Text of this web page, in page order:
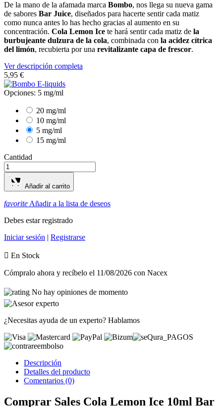
De la mano de la afamada marca Bombo, nos llega su nueva gama
de sabores Bar Juice, diseñados para hacerte sentir cada matiz
como nunca antes lo has hecho gracias al aumento en su
concentración. Cola Lemon Ice te hará sentir cada matiz de la
burbujeante dulzura de la cola, combinada con la acidez cítrica
del limón, recubierta por una revitalizante capa de frescor.
Ver descripción completa
5,95 €
Opciones: 5 mg/ml
20 mg/ml
10 mg/ml
5 mg/ml
15 mg/ml
Cantidad
Añadir al carrito
favorite Añadir a la lista de deseos
Debes estar registrado
Iniciar sesión | Registrarse
 En Stock
Cómpralo ahora y recíbelo el 11/08/2026 con Nacex
No hay opiniones de momento
¿Necesitas ayuda de un experto? Hablamos
Descripción
Detalles del producto
Comentarios (0)
Comprar Sales Cola Lemon Ice 10ml Bar